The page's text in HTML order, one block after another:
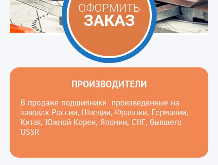
ОФОРМИТЬ
ЗАКАЗ
ПРОИЗВОДИТЕЛИ
В продаже подшипники произведенные на
заводах России, Швеции, Франции, Германии,
Китая, Южной Кореи, Японии, СНГ, бывшего
USSR